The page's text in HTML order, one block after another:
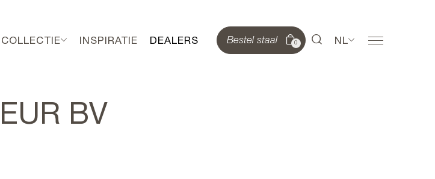
COLLECTIE INSPIRATIE DEALERS Bestel staal 0 NL
BV